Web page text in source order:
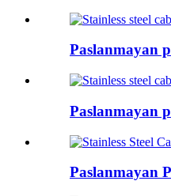
Paslanmayan
Paslanmayan
Paslanmayan